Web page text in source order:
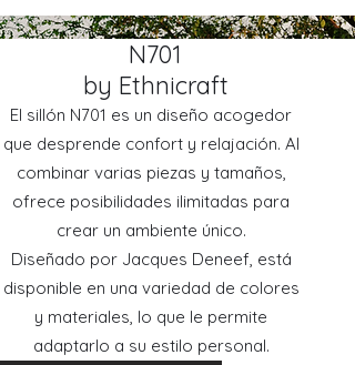
N701
by Ethnicraft
El sillón N701 es un diseño acogedor
que desprende confort y relajación. Al
combinar varias piezas y tamaños,
ofrece posibilidades ilimitadas para
crear un ambiente único.
Diseñado por Jacques Deneef, está
disponible en una variedad de colores
y materiales, lo que le permite
adaptarlo a su estilo personal.